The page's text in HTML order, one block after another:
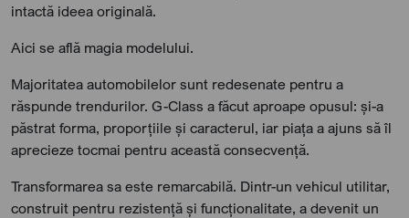
intactă ideea originală.
Aici se află magia modelului.
Majoritatea automobilelor sunt redesenate pentru a
răspunde trendurilor. G-Class a făcut aproape opusul: și-a
păstrat forma, proporțiile și caracterul, iar piața a ajuns să îl
aprecieze tocmai pentru această consecvență.
Transformarea sa este remarcabilă. Dintr-un vehicul utilitar,
construit pentru rezistență și funcționalitate, a devenit un